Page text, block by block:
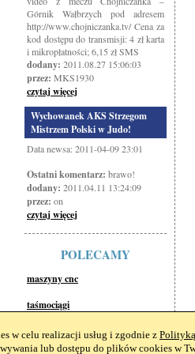
w celu realizacji usług i zgodnie z
lub dostępu do plików cookies w
Górnik Wałbrzych pod adresem
http://www.chojniczanka.tv/ Cena za
kod dostępu do transmisji: 4 zł karta
i mikropłatności; 6,15 zł SMS
dodany: 2011.08.27 15:06:03
przez: MKS1930
czytaj więcej
Wychowanek AKS Strzegom
Mistrzem Polski w Judo!
Data newsa: 2011-04-09 23:01
Ostatni komentarz: brawo!
dodany: 2011.04.11 13:24:09
przez: on
czytaj więcej
POLECAMY
maszyny cnc
taśmociągi